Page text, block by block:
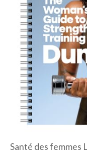
Santé des femmes